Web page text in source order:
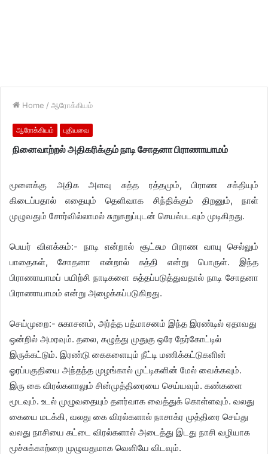
Home / ஆரோக்கியம்
ஆரோக்கியம் புதியவை
நினைவாற்றல் அதிகரிக்கும் நாடி சோதனா பிராணாயாமம்
மூளைக்கு அதிக அளவு சுத்த ரத்தமும், பிராண சக்தியும்
கிடைப்பதால் எதையும் தெளிவாக சிந்திக்கும் திறனும், நாள்
முழுவதும் சோர்வில்லாமல் சுறுசுறுப்புடன் செயல்படவும் முடிகிறது.
பெயர் விளக்கம்:- நாடி என்றால் சூட்சும பிராண வாயு செல்லும்
பாதைகள், சோதனா என்றால் சுத்தி என்று பொருள். இந்த
பிராணாயாமப் பயிற்சி நாடிகளை சுத்தப்படுத்துவதால் நாடி சோதனா
பிராணாயாமம் என்று அழைக்கப்படுகிறது.
செய்முறை:- சுகாசனம், அர்த்த பத்மாசனம் இந்த இரண்டில் ஏதாவது
ஒன்றில் அமரவும். தலை, கழுத்து முதுகு ஒரே நேர்கோட்டில்
இருக்கட்டும். இரண்டு கைகளையும் நீட்டி மணிக்கட்டுகளின்
ஓரப்பகுதியை அந்தந்த முழங்கால் முட்டிகளின் மேல் வைக்கவும்.
இரு கை விரல்களாலும் சின்முத்திரையை செய்யவும். கண்களை
மூடவும். உடல் முழுவதையும் தளர்வாக வைத்துக் கொள்ளவும். வலது
கையை மடக்கி, வலது கை விரல்களால் நாசாக்ர முத்திரை செய்து
வலது நாசியை கட்டை விரல்களால் அடைத்து இடது நாசி வழியாக
மூச்சுக்காற்றை முழுவதுமாக வெளியே விடவும்.